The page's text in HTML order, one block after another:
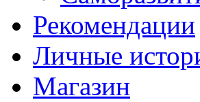
Рекомендации
Личные
Магазин